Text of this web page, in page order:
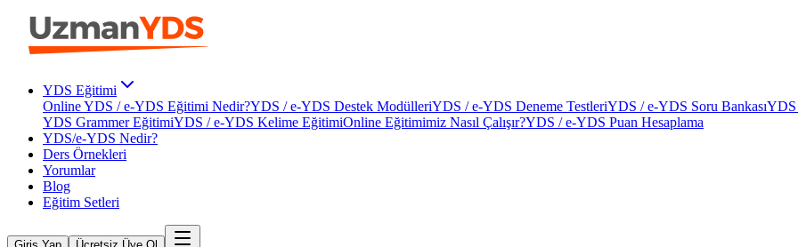
YDS Eğitimi
Online YDS / e-YDS Eğitimi Nedir?YDS / e-YDS Destek ModülleriYDS / e-YDS Deneme TestleriYDS / e-YDS Soru BankasıYDS
YDS Grammer EğitimiYDS / e-YDS Kelime EğitimiOnline Eğitimimiz Nasıl Çalışır?YDS / e-YDS Puan Hesaplama
YDS/e-YDS Nedir?
Ders Örnekleri
Yorumlar
Blog
Eğitim Setleri